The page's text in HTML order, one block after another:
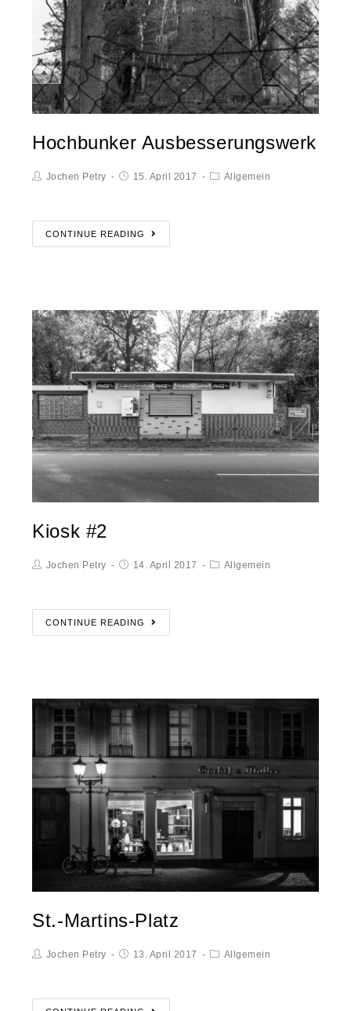
Hochbunker Ausbesserungswerk
Jochen Petry 15. April 2017 Allgemein
CONTINUE READING
Kiosk #2
Jochen Petry 14. April 2017 Allgemein
CONTINUE READING
St.-Martins-Platz
Jochen Petry 13. April 2017 Allgemein